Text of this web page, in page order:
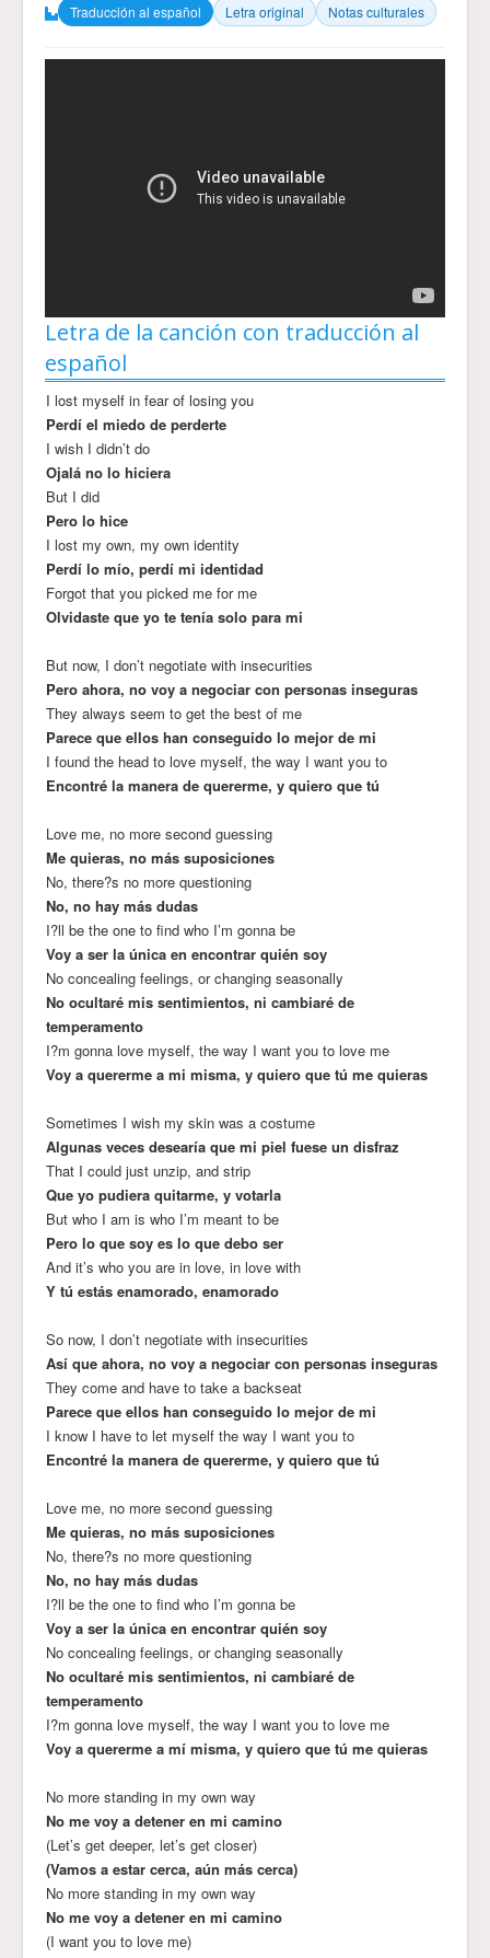
Traducción al español Letra original Notas culturales
Letra de la canción con traducción al
español
I lost myself in fear of losing you
Perdí el miedo de perderte
I wish I didn’t do
Ojalá no lo hiciera
But I did
Pero lo hice
I lost my own, my own identity
Perdí lo mío, perdí mi identidad
Forgot that you picked me for me
Olvidaste que yo te tenía solo para mi
But now, I don’t negotiate with insecurities
Pero ahora, no voy a negociar con personas inseguras
They always seem to get the best of me
Parece que ellos han conseguido lo mejor de mi
I found the head to love myself, the way I want you to
Encontré la manera de quererme, y quiero que tú
Love me, no more second guessing
Me quieras, no más suposiciones
No, there?s no more questioning
No, no hay más dudas
I?ll be the one to find who I’m gonna be
Voy a ser la única en encontrar quién soy
No concealing feelings, or changing seasonally
No ocultaré mis sentimientos, ni cambiaré de
temperamento
I?m gonna love myself, the way I want you to love me
Voy a quererme a mi misma, y quiero que tú me quieras
Sometimes I wish my skin was a costume
Algunas veces desearía que mi piel fuese un disfraz
That I could just unzip, and strip
Que yo pudiera quitarme, y votarla
But who I am is who I’m meant to be
Pero lo que soy es lo que debo ser
And it’s who you are in love, in love with
Y tú estás enamorado, enamorado
So now, I don’t negotiate with insecurities
Así que ahora, no voy a negociar con personas inseguras
They come and have to take a backseat
Parece que ellos han conseguido lo mejor de mi
I know I have to let myself the way I want you to
Encontré la manera de quererme, y quiero que tú
Love me, no more second guessing
Me quieras, no más suposiciones
No, there?s no more questioning
No, no hay más dudas
I?ll be the one to find who I’m gonna be
Voy a ser la única en encontrar quién soy
No concealing feelings, or changing seasonally
No ocultaré mis sentimientos, ni cambiaré de
temperamento
I?m gonna love myself, the way I want you to love me
Voy a quererme a mí misma, y quiero que tú me quieras
No more standing in my own way
No me voy a detener en mi camino
(Let’s get deeper, let’s get closer)
(Vamos a estar cerca, aún más cerca)
No more standing in my own way
No me voy a detener en mi camino
(I want you to love me)